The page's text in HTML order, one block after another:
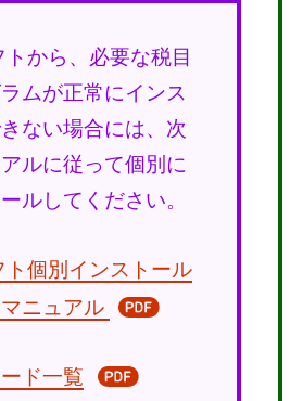
トから、必要な税目
ムが正常にインス
きない場合には、次
ルに従って個別に
ルしてください。
ト個別インストール
ニュアル
ド一覧